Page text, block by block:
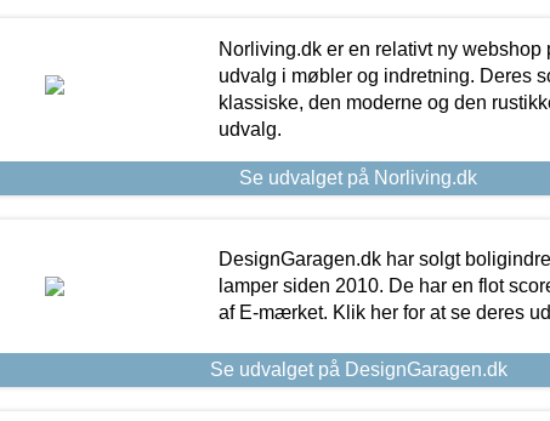
Norliving.dk er en relativt ny webshop
udvalg i møbler og indretning. Deres
klassiske, den moderne og den
udvalg.
Se udvalget på Norliving.dk
DesignGaragen.dk har solgt
lamper siden 2010. De har en flot
af E-mærket. Klik her for at se deres
Se udvalget på DesignGaragen.dk